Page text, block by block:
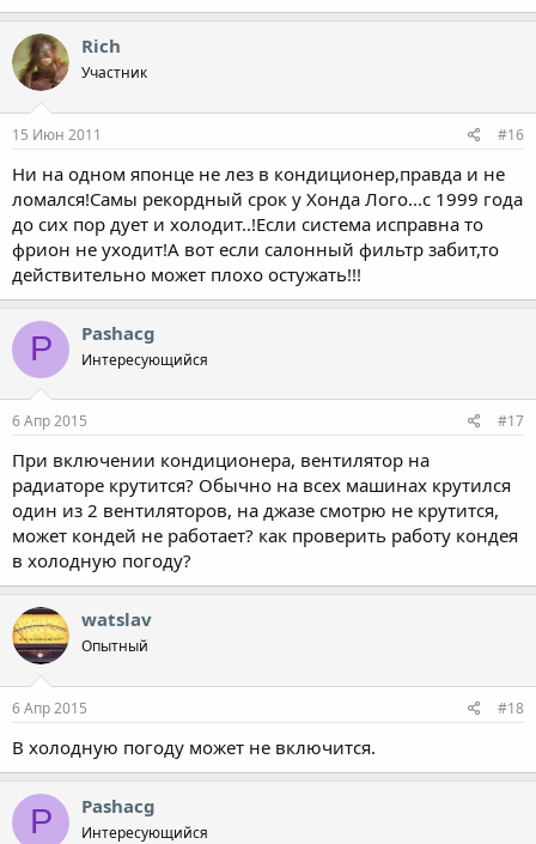
Rich
Участник
15 Июн 2011 #16
Ни на одном японце не лез в кондиционер,правда и не
ломался!Самы рекордный срок у Хонда Лого...с 1999 года
до сих пор дует и холодит..!Если система исправна то
фрион не уходит!А вот если салонный фильтр забит,то
действительно может плохо остужать!!!
P Pashacg
Интересующийся
6 Апр 2015 #17
При включении кондиционера, вентилятор на
радиаторе крутится? Обычно на всех машинах крутился
один из 2 вентиляторов, на джазе смотрю не крутится,
может кондей не работает? как проверить работу кондея
в холодную погоду?
watslav
Опытный
6 Апр 2015 #18
В холодную погоду может не включится.
P Pashacg
Интересующийся